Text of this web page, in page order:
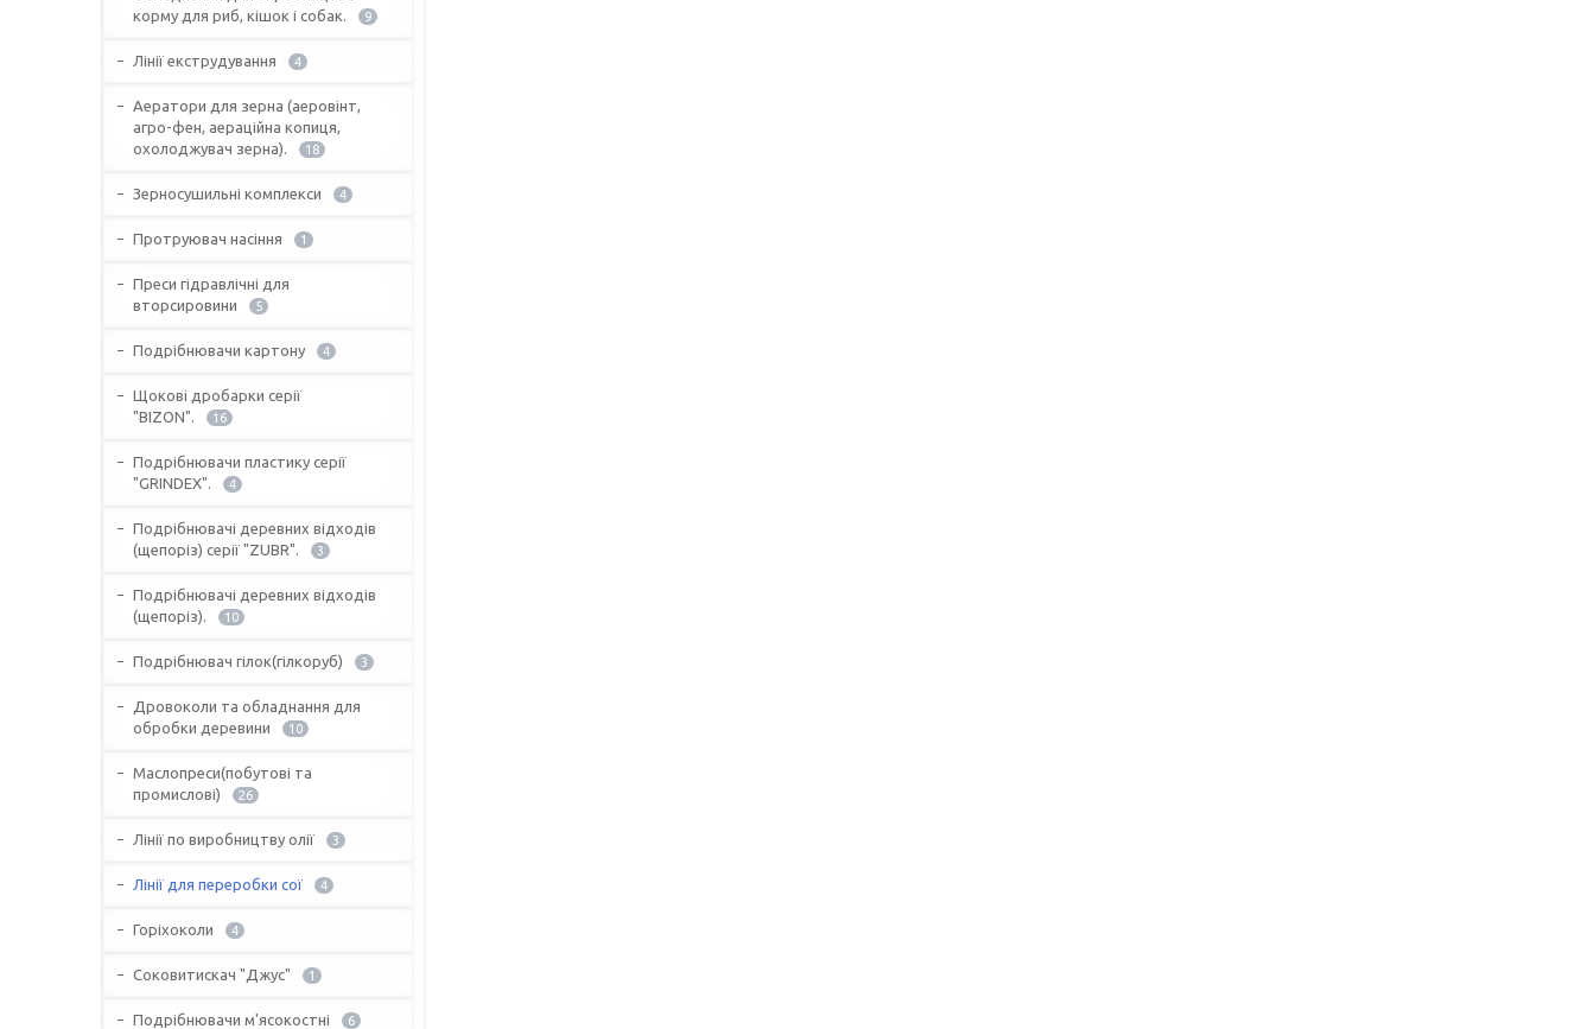
корму для риб, кішок і собак.
9
Лінії екструдування 4
Аератори для зерна (аеровінт,
агро-фен, аераційна копиця,
охолоджувач зерна).
18
Зерносушильні комплекси 4
Протруювач насіння 1
Преси гідравлічні для
вторсировини
5
Подрібнювачи картону 4
Щокові дробарки серії
"BIZON".
16
Подрібнювачи пластику серії
"GRINDEX".
4
Подрібнювачі деревних відходів
(щепоріз) серії "ZUBR".
3
Подрібнювачі деревних відходів
(щепоріз).
10
Подрібнювач гілок(гілкоруб) 3
Дровоколи та обладнання для
обробки деревини
10
Маслопреси(побутові та
промислові)
26
Лінії по виробництву олії 3
Лінії для переробки сої 4
Горіхоколи 4
Соковитискач "Джус" 1
Подрібнювачи м'ясокостні 6